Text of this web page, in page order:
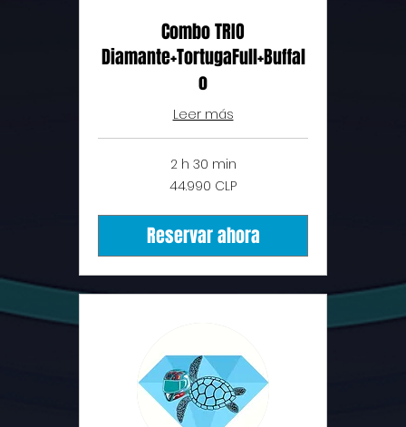
Combo TRIO
Diamante+TortugaFull+Buffal
o
Leer más
2 h 30 min
44.990 CLP
Reservar ahora